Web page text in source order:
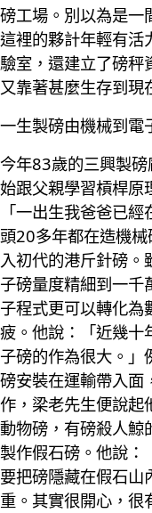
磅工場。別以為是一
這裡的夥計年輕有活
驗室，還建立了磅秤
又靠著甚麼生存到現
一生製磅由機械到電
今年83歲的三興製
始跟父親學習槓桿原
「一出生我爸爸已
頭20多年都在造機
入初代的港斤針磅
子磅量度精細到一千
子程式更可以轉化為
疲。他說：「近幾十
子磅的作為很大。」
磅安裝在運輸帶入面
作，梁老先生便說起
動物磅，有磅殺人鯨
製作假石磅。他說：
要把磅隱藏在假石山
重。其實很開心，很